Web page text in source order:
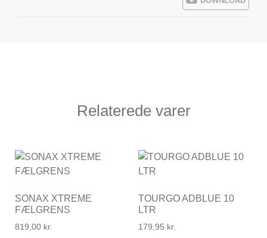
Relaterede varer
SONAX XTREME
FÆLGRENS
819,00 kr.
TOURGO ADBLUE 10
LTR
179,95 kr.